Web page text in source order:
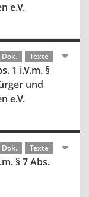
e.V.
Dok. Texte
1 i.V.m. §
und
e.V.
Dok. Texte
§ 7 Abs.